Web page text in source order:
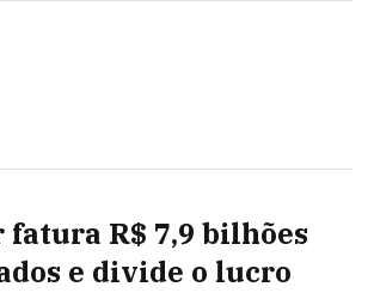
R$ 7,9 bilhões
e divide o lucro